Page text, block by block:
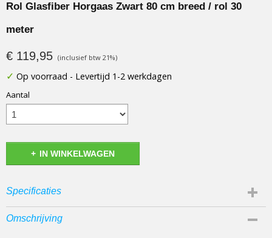
Rol Glasfiber Horgaas Zwart 80 cm breed / rol 30
meter
€ 119,95 (inclusief btw 21%)
✓ Op voorraad - Levertijd 1-2 werkdagen
Aantal
IN WINKELWAGEN
Specificaties
EAN code
Omschrijving